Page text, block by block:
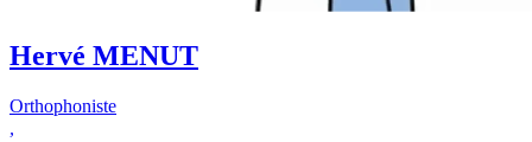
Hervé MENUT
Orthophoniste